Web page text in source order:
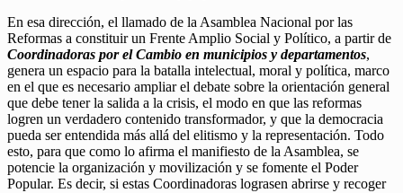
En esa dirección, el llamado de la Asamblea Nacional por las
Reformas a constituir un Frente Amplio Social y Político, a partir de
Coordinadoras por el Cambio en municipios y departamentos,
genera un espacio para la batalla intelectual, moral y política, marco
en el que es necesario ampliar el debate sobre la orientación general
que debe tener la salida a la crisis, el modo en que las reformas
logren un verdadero contenido transformador, y que la democracia
pueda ser entendida más allá del elitismo y la representación. Todo
esto, para que como lo afirma el manifiesto de la Asamblea, se
potencie la organización y movilización y se fomente el Poder
Popular. Es decir, si estas Coordinadoras lograsen abrirse y recoger